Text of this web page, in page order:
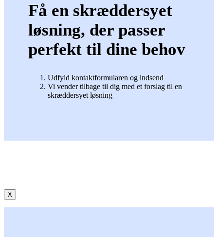
Få en skræddersyet
løsning, der passer
perfekt til dine behov
Udfyld kontaktformularen og indsend
Vi vender tilbage til dig med et forslag til en
skræddersyet løsning
X